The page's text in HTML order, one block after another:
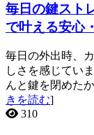
毎日の鍵スト
で叶える安心
毎日の外出時、
しさを感じてい
んと鍵を閉めた
きを読む]
310